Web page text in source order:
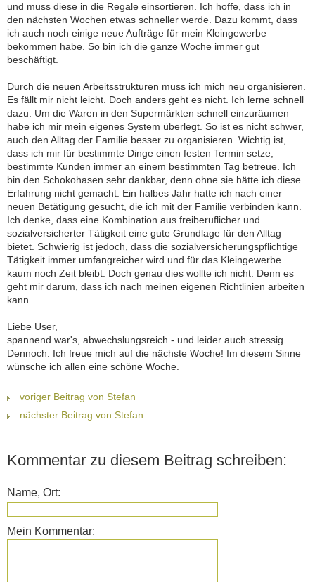
und muss diese in die Regale einsortieren. Ich hoffe, dass ich in
den nächsten Wochen etwas schneller werde. Dazu kommt, dass
ich auch noch einige neue Aufträge für mein Kleingewerbe
bekommen habe. So bin ich die ganze Woche immer gut
beschäftigt.
Durch die neuen Arbeitsstrukturen muss ich mich neu organisieren.
Es fällt mir nicht leicht. Doch anders geht es nicht. Ich lerne schnell
dazu. Um die Waren in den Supermärkten schnell einzuräumen
habe ich mir mein eigenes System überlegt. So ist es nicht schwer,
auch den Alltag der Familie besser zu organisieren. Wichtig ist,
dass ich mir für bestimmte Dinge einen festen Termin setze,
bestimmte Kunden immer an einem bestimmten Tag betreue. Ich
bin den Schokohasen sehr dankbar, denn ohne sie hätte ich diese
Erfahrung nicht gemacht. Ein halbes Jahr hatte ich nach einer
neuen Betätigung gesucht, die ich mit der Familie verbinden kann.
Ich denke, dass eine Kombination aus freiberuflicher und
sozialversicherter Tätigkeit eine gute Grundlage für den Alltag
bietet. Schwierig ist jedoch, dass die sozialversicherungspflichtige
Tätigkeit immer umfangreicher wird und für das Kleingewerbe
kaum noch Zeit bleibt. Doch genau dies wollte ich nicht. Denn es
geht mir darum, dass ich nach meinen eigenen Richtlinien arbeiten
kann.
Liebe User,
spannend war's, abwechslungsreich - und leider auch stressig.
Dennoch: Ich freue mich auf die nächste Woche! Im diesem Sinne
wünsche ich allen eine schöne Woche.
voriger Beitrag von Stefan
nächster Beitrag von Stefan
Kommentar zu diesem Beitrag schreiben:
Name, Ort:
Mein Kommentar: